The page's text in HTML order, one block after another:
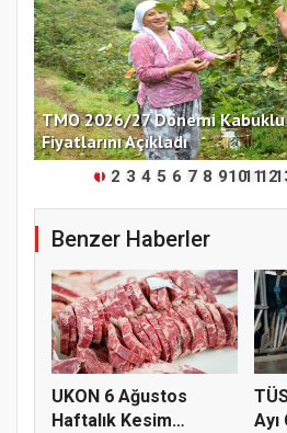
TMO 2026/27 Dönemi Kabuklu
Fiyatlarını Açıkladı
1 2 3 4 5 6 7 8 9101112
Benzer Haberler
UKON 6 Ağustos
Haftalık Kesim